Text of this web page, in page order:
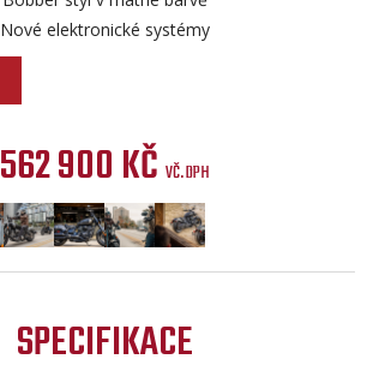
Nové elektronické systémy
562 900 KČ VČ. DPH
SPECIFIKACE